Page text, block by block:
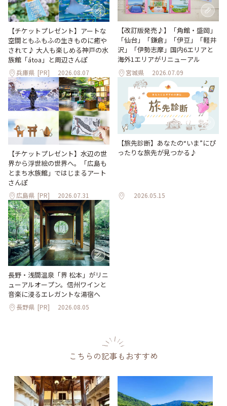
【チケットプレゼント】アートな
空間ともふもふの生きものに癒や
されて♪ 大人も楽しめる神戸の水
族館「átoa」と周辺さんぽ
兵庫県 [PR] 2026.08.07
【改訂版発売♪】「角館・盛岡」
「仙台」「鎌倉」「伊豆」「軽井
沢」「伊勢志摩」国内6エリアと
海外1エリアがリニューアル
宮城県 2026.07.09
【チケットプレゼント】水辺の世
界から浮世絵の世界へ。「広島も
とまち水族館」ではじまるアート
さんぽ
広島県 [PR] 2026.07.31
【旅先診断】あなたの“いま”にぴ
ったりな旅先が見つかる♪
2026.05.15
長野・浅間温泉「界 松本」がリニ
ューアルオープン。信州ワインと
音楽に浸るエレガントな湯宿へ
長野県 [PR] 2026.08.05
こちらの記事もおすすめ